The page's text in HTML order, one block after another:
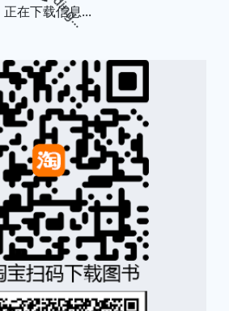
正在下载信息...